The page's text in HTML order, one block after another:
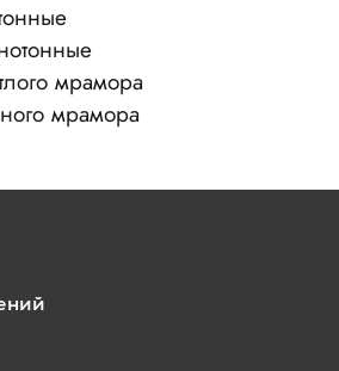
мрамора
мрамора